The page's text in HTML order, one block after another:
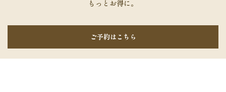
もっとお得に。
ご予約はこちら